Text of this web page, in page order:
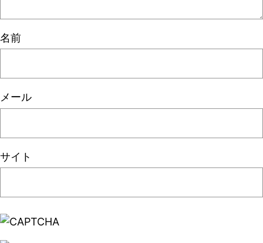
名前
メール
サイト